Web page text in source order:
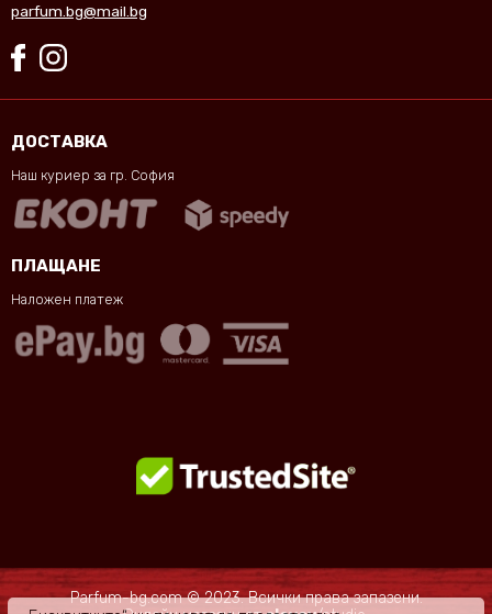
parfum.bg@mail.bg
ДОСТАВКА
Наш куриер за гр. София
ПЛАЩАНЕ
Наложен платеж
Parfum-bg.com © 2023. Всички права запазени.